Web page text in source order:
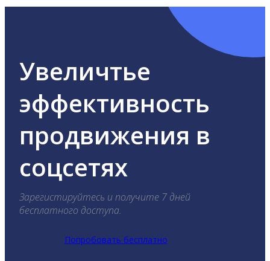
Увеличтье
эффективность
продвижения в
соцсетях
Зарегистируйтесь и получите 7 дней
бесплатного доступа.
Попробовать бесплатно